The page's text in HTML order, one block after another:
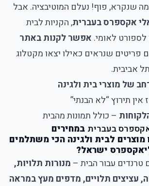
שנקרא, פוף! נעלם המוטיבציה. אבל
אקספרס בעברית, הקניות לבית
לאומי. אפשר לקנות באתר
פריטים שנראים כאילו יצאו מקטלוג
אביבית.
של מוצרי בית ולגינה
אין תירוץ “לא הבנתי”
– כולל תמונות מהבית
בעברית במחירים
לבית ולגינה הכי משתלמים
ישראל?
עבור הבית – מנורות תלויות,
עציצים תלויים, מדפים מעץ במראה